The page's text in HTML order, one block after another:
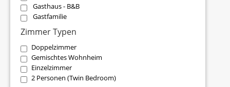
Gasthaus - B&B
Gastfamilie
Zimmer Typen
Doppelzimmer
Gemischtes Wohnheim
Einzelzimmer
2 Personen (Twin Bedroom)